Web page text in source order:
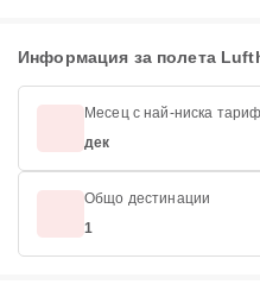
Информация за полета
Месец с най-ниска
дек
Общо дестинации
1